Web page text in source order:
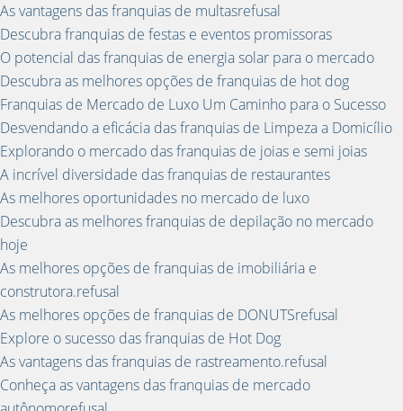
As vantagens das franquias de multasrefusal
Descubra franquias de festas e eventos promissoras
O potencial das franquias de energia solar para o mercado
Descubra as melhores opções de franquias de hot dog
Franquias de Mercado de Luxo Um Caminho para o Sucesso
Desvendando a eficácia das franquias de Limpeza a Domicílio
Explorando o mercado das franquias de joias e semi joias
A incrível diversidade das franquias de restaurantes
As melhores oportunidades no mercado de luxo
Descubra as melhores franquias de depilação no mercado
hoje
As melhores opções de franquias de imobiliária e
construtora.refusal
As melhores opções de franquias de DONUTSrefusal
Explore o sucesso das franquias de Hot Dog
As vantagens das franquias de rastreamento.refusal
Conheça as vantagens das franquias de mercado